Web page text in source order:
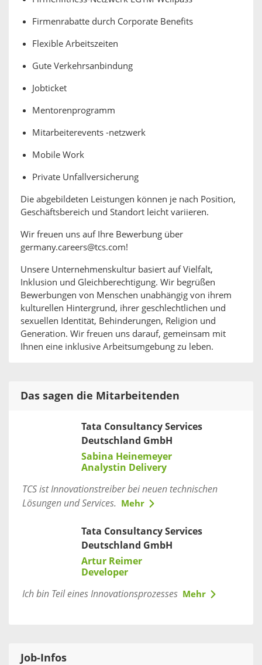
Firmenrabatte durch Corporate Benefits
Flexible Arbeitszeiten
Gute Verkehrsanbindung
Jobticket
Mentorenprogramm
Mitarbeiterevents -netzwerk
Mobile Work
Private Unfallversicherung
Die abgebildeten Leistungen können je nach Position,
Geschäftsbereich und Standort leicht variieren.
Wir freuen uns auf Ihre Bewerbung über
germany.careers@tcs.com!
Unsere Unternehmenskultur basiert auf Vielfalt,
Inklusion und Gleichberechtigung. Wir begrüßen
Bewerbungen von Menschen unabhängig von ihrem
kulturellen Hintergrund, ihrer geschlechtlichen und
sexuellen Identität, Behinderungen, Religion und
Generation. Wir freuen uns darauf, gemeinsam mit
Ihnen eine inklusive Arbeitsumgebung zu leben.
Das sagen die Mitarbeitenden
Tata Consultancy Services
Deutschland GmbH
Sabina Heinemeyer
Analystin Delivery
TCS ist Innovationstreiber bei neuen technischen
Lösungen und Services. Mehr
Tata Consultancy Services
Deutschland GmbH
Artur Reimer
Developer
Ich bin Teil eines Innovationsprozesses Mehr
Job-Infos